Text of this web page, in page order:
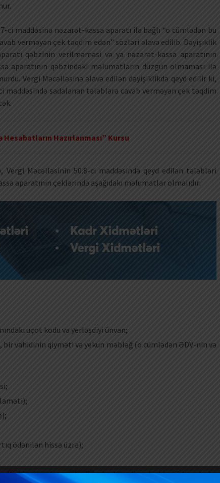
maddəsinə nəzarət-kassa aparatı ilə bağlı “o cümlədən bu
verməyən çek təqdim edən” sözləri əlavə edilib. Dəyişiklik
qəbzinin verilməməsi və ya nəzarət-kassa aparatının
aparatının qəbzindəki məlumatların düzgün olmaması ilə
Vergi Məcəlləsinə əlavə edilən dəyişiklikdə qeyd edilir ki,
maddəsində sadalanan tələblərə cavab verməyən çek təqdim
Hazırlanması” Kursu
Məcəlləsinin 50.8-ci maddəsində qeyd edilən tələbləri
aparatının çeklərində aşağıdakı məlumatlar olmalıdır:
uçot kodu və yerləşdiyi ünvan;
bir vahidinin qiyməti və yekun məbləğ (o cümlədən ƏDV-nin və
ödənilən hissə üzrə);
(beh), nisyə, bonus, hədiyyə kartı və digər bu kimi ödəmələr);